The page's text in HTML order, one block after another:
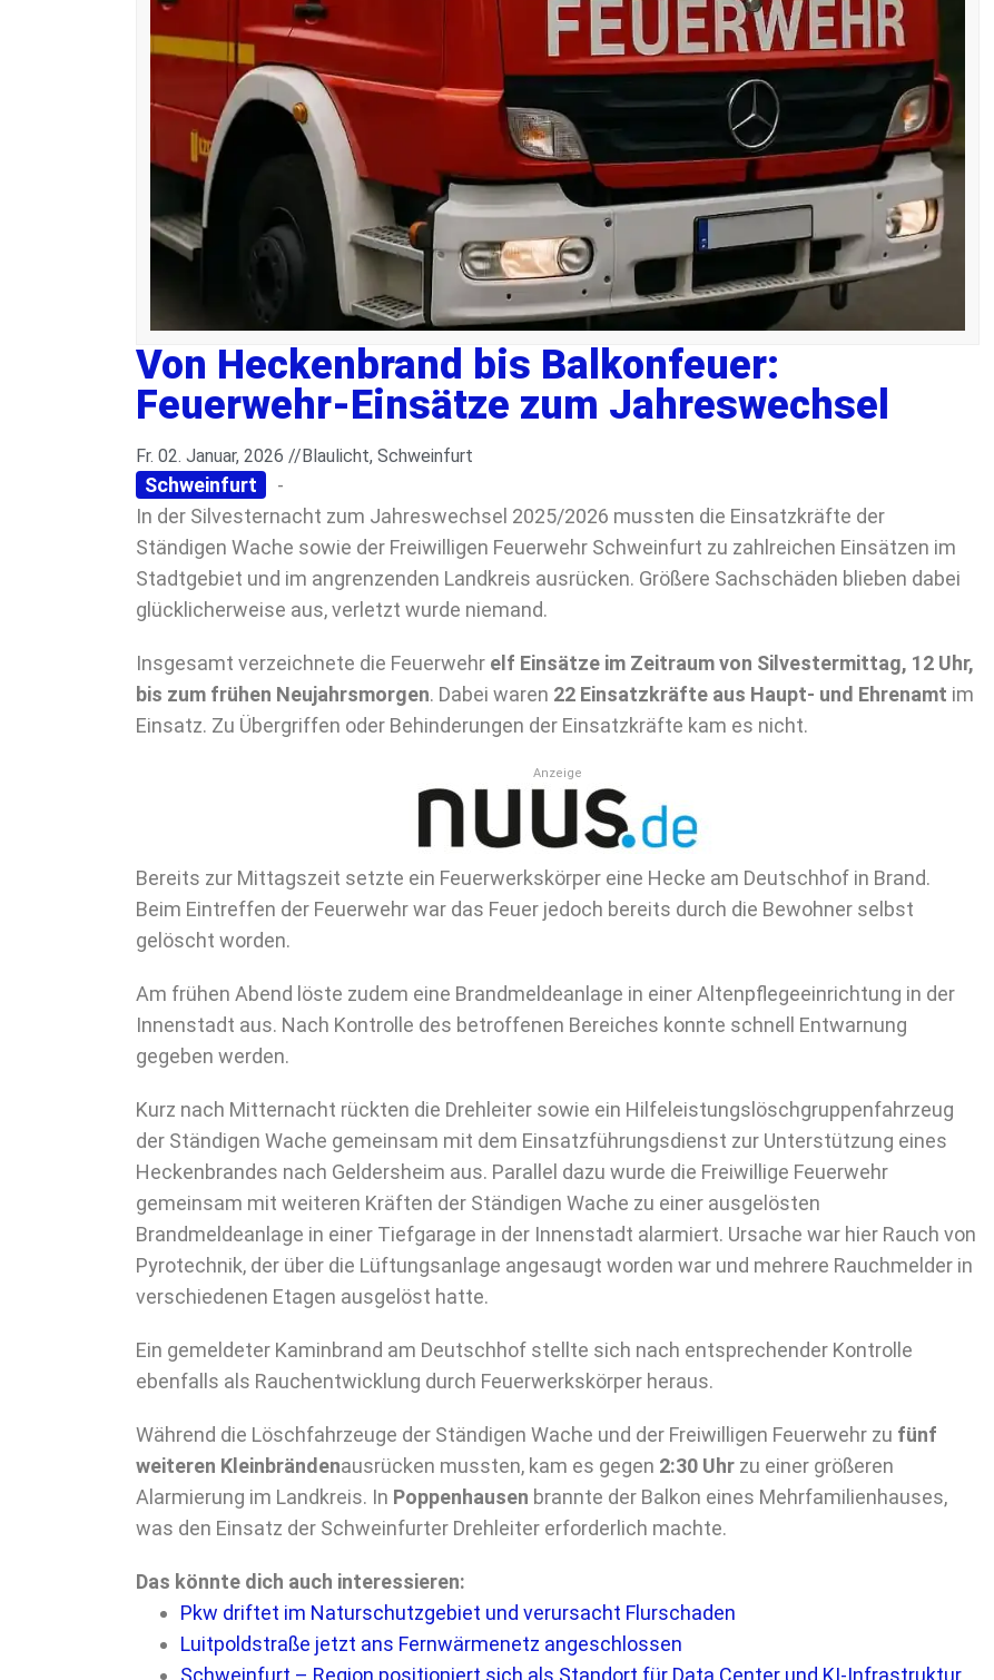
Von Heckenbrand bis Balkonfeuer:
Feuerwehr-Einsätze zum Jahreswechsel
Fr. 02. Januar, 2026 //Blaulicht, Schweinfurt
Schweinfurt
-
In der Silvesternacht zum Jahreswechsel 2025/2026 mussten die Einsatzkräfte der
Ständigen Wache sowie der Freiwilligen Feuerwehr Schweinfurt zu zahlreichen Einsätzen im
Stadtgebiet und im angrenzenden Landkreis ausrücken. Größere Sachschäden blieben dabei
glücklicherweise aus, verletzt wurde niemand.
Insgesamt verzeichnete die Feuerwehr elf Einsätze im Zeitraum von Silvestermittag, 12 Uhr,
bis zum frühen Neujahrsmorgen. Dabei waren 22 Einsatzkräfte aus Haupt- und Ehrenamt im
Einsatz. Zu Übergriffen oder Behinderungen der Einsatzkräfte kam es nicht.
Anzeige
Bereits zur Mittagszeit setzte ein Feuerwerkskörper eine Hecke am Deutschhof in Brand.
Beim Eintreffen der Feuerwehr war das Feuer jedoch bereits durch die Bewohner selbst
gelöscht worden.
Am frühen Abend löste zudem eine Brandmeldeanlage in einer Altenpflegeeinrichtung in der
Innenstadt aus. Nach Kontrolle des betroffenen Bereiches konnte schnell Entwarnung
gegeben werden.
Kurz nach Mitternacht rückten die Drehleiter sowie ein Hilfeleistungslöschgruppenfahrzeug
der Ständigen Wache gemeinsam mit dem Einsatzführungsdienst zur Unterstützung eines
Heckenbrandes nach Geldersheim aus. Parallel dazu wurde die Freiwillige Feuerwehr
gemeinsam mit weiteren Kräften der Ständigen Wache zu einer ausgelösten
Brandmeldeanlage in einer Tiefgarage in der Innenstadt alarmiert. Ursache war hier Rauch von
Pyrotechnik, der über die Lüftungsanlage angesaugt worden war und mehrere Rauchmelder in
verschiedenen Etagen ausgelöst hatte.
Ein gemeldeter Kaminbrand am Deutschhof stellte sich nach entsprechender Kontrolle
ebenfalls als Rauchentwicklung durch Feuerwerkskörper heraus.
Während die Löschfahrzeuge der Ständigen Wache und der Freiwilligen Feuerwehr zu fünf
weiteren Kleinbrändenausrücken mussten, kam es gegen 2:30 Uhr zu einer größeren
Alarmierung im Landkreis. In Poppenhausen brannte der Balkon eines Mehrfamilienhauses,
was den Einsatz der Schweinfurter Drehleiter erforderlich machte.
Das könnte dich auch interessieren:
Pkw driftet im Naturschutzgebiet und verursacht Flurschaden
Luitpoldstraße jetzt ans Fernwärmenetz angeschlossen
Schweinfurt – Region positioniert sich als Standort für Data Center und KI-Infrastruktur